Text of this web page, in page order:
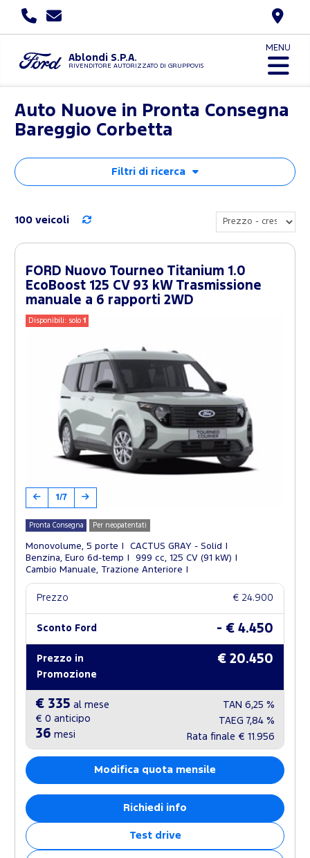
Ablondi S.P.A.
RIVENDITORE AUTORIZZATO DI GRUPPOVIS
MENU
Auto Nuove in Pronta Consegna
Bareggio Corbetta
Filtri di ricerca
100 veicoli
FORD Nuovo Tourneo Titanium 1.0
EcoBoost 125 CV 93 kW Trasmissione
manuale a 6 rapporti 2WD
Disponibili: solo1
1/7
Pronta Consegna Per neopatentati
Monovolume, 5 porte
CACTUS GRAY - Solid
Benzina, Euro 6d-temp
999 cc, 125 CV (91 kW)
Cambio Manuale, Trazione Anteriore
Prezzo € 24.900
Sconto Ford - € 4.450
Prezzo in
Promozione
€ 20.450
€ 335 al mese
€ 0 anticipo
36 mesi
TAN 6,25 %
TAEG 7,84 %
Rata finale € 11.956
Modifica quota mensile
Richiedi info
Test drive